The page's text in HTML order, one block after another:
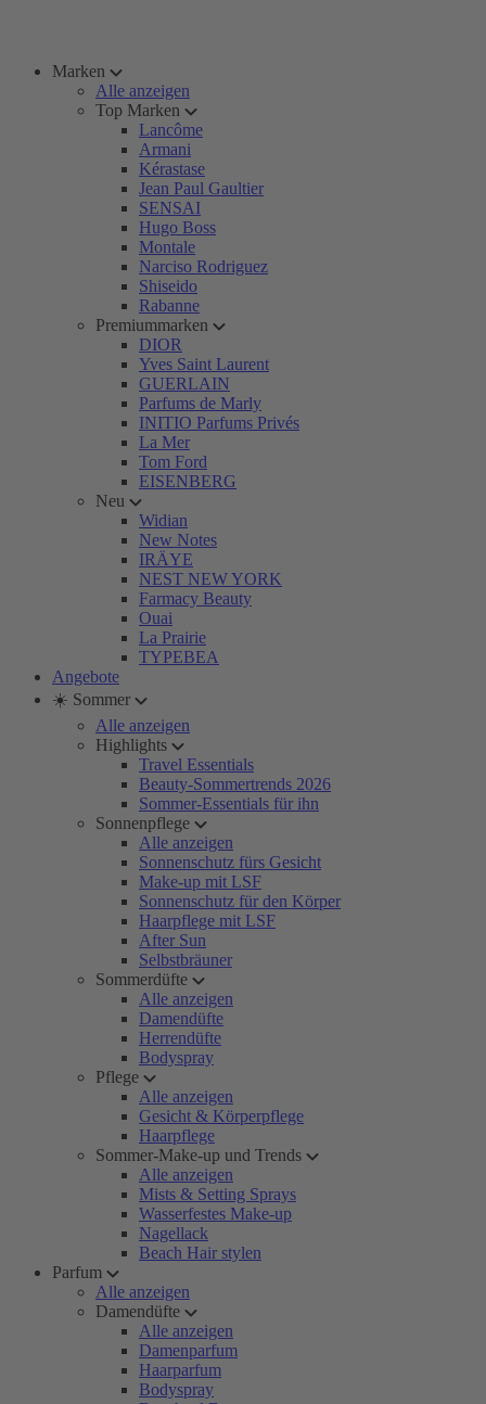
Marken
Alle anzeigen
Top Marken
Lancôme
Armani
Kérastase
Jean Paul Gaultier
SENSAI
Hugo Boss
Montale
Narciso Rodriguez
Shiseido
Rabanne
Premiummarken
DIOR
Yves Saint Laurent
GUERLAIN
Parfums de Marly
INITIO Parfums Privés
La Mer
Tom Ford
EISENBERG
Neu
Widian
New Notes
IRÄYE
NEST NEW YORK
Farmacy Beauty
Ouai
La Prairie
TYPEBEA
Angebote
☀️ Sommer
Alle anzeigen
Highlights
Travel Essentials
Beauty-Sommertrends 2026
Sommer-Essentials für ihn
Sonnenpflege
Alle anzeigen
Sonnenschutz fürs Gesicht
Make-up mit LSF
Sonnenschutz für den Körper
Haarpflege mit LSF
After Sun
Selbstbräuner
Sommerdüfte
Alle anzeigen
Damendüfte
Herrendüfte
Bodyspray
Pflege
Alle anzeigen
Gesicht & Körperpflege
Haarpflege
Sommer-Make-up und Trends
Alle anzeigen
Mists & Setting Sprays
Wasserfestes Make-up
Nagellack
Beach Hair stylen
Parfum
Alle anzeigen
Damendüfte
Alle anzeigen
Damenparfum
Haarparfum
Bodyspray